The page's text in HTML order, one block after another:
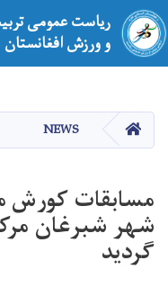
ریاست عمومی
و ورزش افغانستان
HOME
NEWS
شهر شبرغان
گردید